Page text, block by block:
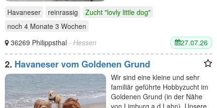
Havaneser reinrassig
Zucht "lovly little dog"
noch 4 Monate 3 Wochen
36269 Philippsthal - Hessen 27.07.26
2. Havaneser vom Goldenen Grund
Wir sind eine kleine und sehr
familiär geführte Hobbyzucht im
Goldenen Grund (in der Nähe
von Limburg a.d.Lahn). Unsere